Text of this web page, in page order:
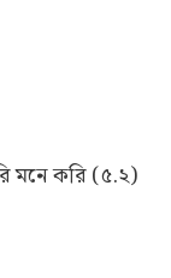
মনে করি (৫.২)